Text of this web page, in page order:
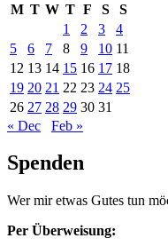
M T W T F S
S
1
2 3
4
5
6 7 8 9 10 11
12 13 14 15 16 17 18
19 20 21 22 23 24 25
26 27 28 29 30 31
« Dec
Feb »
Spenden
Wer mir etwas Gutes tun
Per Überweisung: